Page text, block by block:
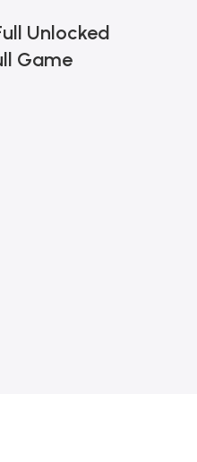
Unlocked
Game